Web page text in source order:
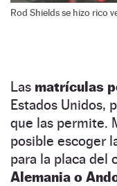
Rod Shields se hizo rico
Las matrículas
Estados Unidos,
que las permite.
posible escoger
para la placa del
Alemania o